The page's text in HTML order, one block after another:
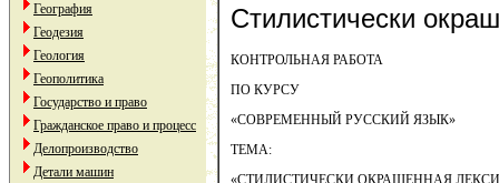
География
Геодезия
Геология
Геополитика
Государство и право
Гражданское право и процесс
Делопроизводство
Детали машин
Стилистически
КОНТРОЛЬНАЯ РАБОТА
ПО КУРСУ
«СОВРЕМЕННЫЙ РУССКИЙ ЯЗЫК»
ТЕМА:
«СТИЛИСТИЧЕСКИ ОКРАШЕННАЯ